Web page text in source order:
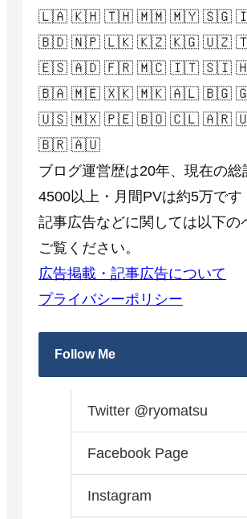
🇱🇦 🇰🇭 🇹🇭 🇲🇲 🇲🇾 🇸🇬
🇧🇩 🇳🇵 🇱🇰 🇰🇿 🇰🇬 🇺🇿
🇪🇸 🇦🇩 🇫🇷 🇲🇨 🇮🇹 🇸🇮
🇧🇦 🇲🇪 🇽🇰 🇲🇰 🇦🇱 🇧🇬
🇺🇸 🇲🇽 🇵🇪 🇧🇴 🇨🇱 🇦🇷
🇧🇷 🇦🇺
ブログ運営歴は20年、現在の総
4500以上・月間PVは約5万です
記事広告などに関しては以下の
ご覧ください。
広告掲載・記事広告について
プライバシーポリシー
Follow Me
Twitter @ryomatsu
Facebook Page
Instagram